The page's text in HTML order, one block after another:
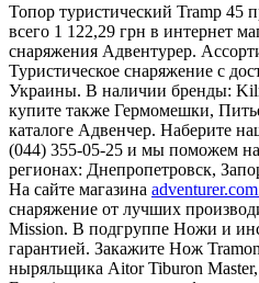
Топор туристический Tramp 45
всего 1 122,29 грн в интернет
снаряжения Адвентурер.
Туристическое снаряжение с
Украины. В наличии бренды:
купите также Гермомешки,
каталоге Адвенчер. Наберите
(044) 355-05-25 и мы поможем
регионах: Днепропетровск,
На сайте магазина
снаряжение от лучших
Mission. В подгруппе Ножи и
гарантией. Закажите Нож
ныряльщика Aitor Tiburon